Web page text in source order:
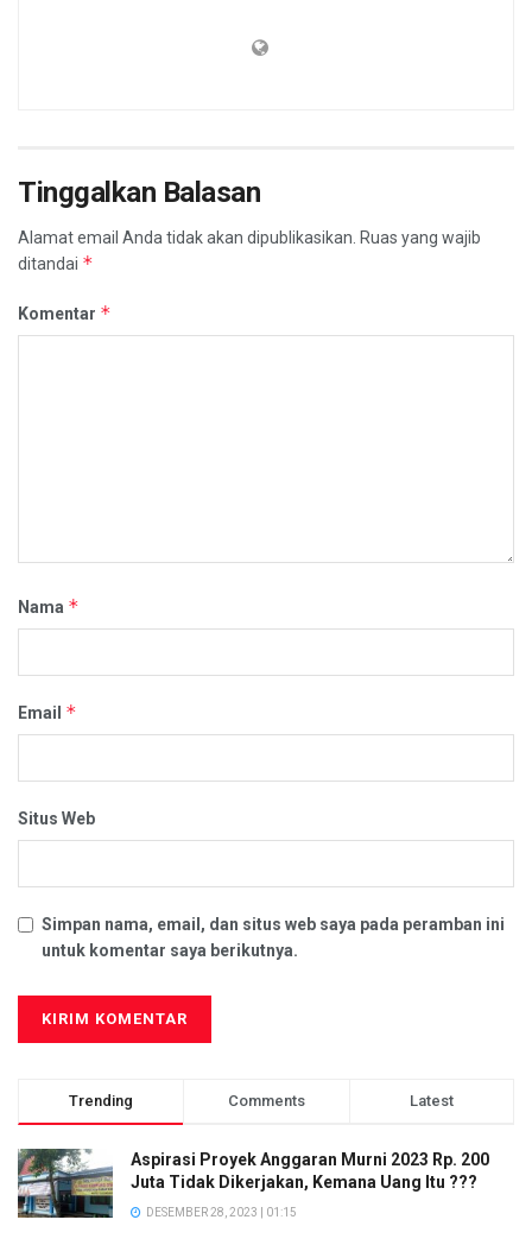
Tinggalkan Balasan
Alamat email Anda tidak akan dipublikasikan. Ruas yang wajib
ditandai *
Komentar *
Nama *
Email *
Situs Web
Simpan nama, email, dan situs web saya pada peramban ini
untuk komentar saya berikutnya.
Trending Comments Latest
Aspirasi Proyek Anggaran Murni 2023 Rp. 200
Juta Tidak Dikerjakan, Kemana Uang Itu ???
DESEMBER 28, 2023 | 01:15